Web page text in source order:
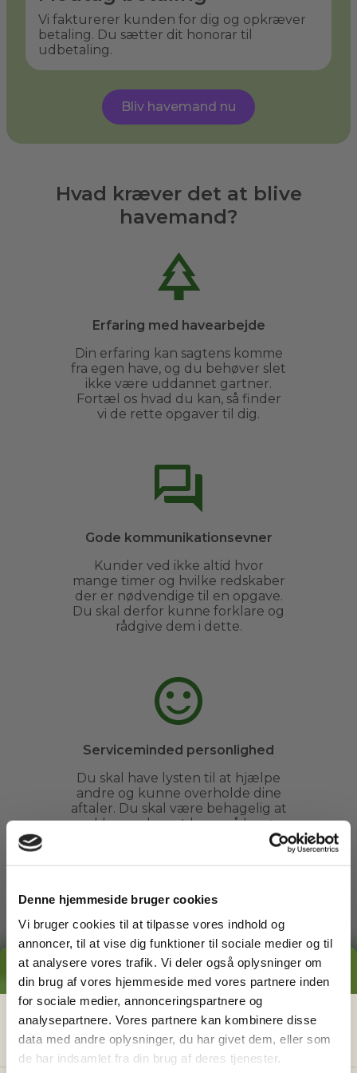
Denne hjemmeside bruger cookies
Vi bruger cookies til at tilpasse vores indhold og
annoncer, til at vise dig funktioner til sociale medier og til
at analysere vores trafik. Vi deler også oplysninger om
din brug af vores hjemmeside med vores partnere inden
for sociale medier, annonceringspartnere og
analysepartnere. Vores partnere kan kombinere disse
data med andre oplysninger, du har givet dem, eller som
de har indsamlet fra din brug af deres tjenester.
Vi fakturerer kunden for dig og opkræver
betaling. Du sætter dit honorar til
udbetaling.
Bliv havemand nu
Hvad kræver det at blive
havemand?
Erfaring med havearbejde
Din erfaring kan sagtens komme
fra egen have, og du behøver slet
ikke være uddannet gartner.
Fortæl os hvad du kan, så finder
vi de rette opgaver til dig.
Gode kommunikationsevner
Kunder ved ikke altid hvor
mange timer og hvilke redskaber
der er nødvendige til en opgave.
Du skal derfor kunne forklare og
rådgive dem i dette.
Serviceminded personlighed
Du skal have lysten til at hjælpe
andre og kunne overholde dine
aftaler. Du skal være behagelig at
snakke med og at have på besøg.
Ren straffeattest
Vi garanterer, at alle vores
havemænd har ren straffeattest,
så vores kunder altid kan føle sig
helt trygge ved at få besøg fra Go
Go Garden i haven.
GRATIS PRISESTIMAT
Hvad koster detegentligat få
hjælp i haven?